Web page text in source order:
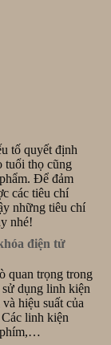
tố quyết định
tuổi thọ cũng
Để đảm
các tiêu chí
những tiêu chí
nhé!
điện tử
quan trọng trong
dụng linh kiện
hiệu suất của
linh kiện
phím,…